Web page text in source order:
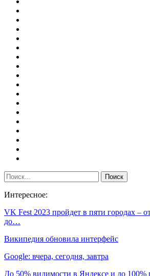
Интересное:
VK Fest 2023 пройдет в пяти городах –
до…
Википедия обновила интерфейс
Google: вчера, сегодня, завтра
До 50% видимости в Яндексе и до